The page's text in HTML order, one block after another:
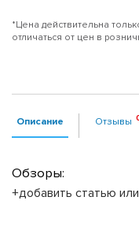
*Цена действительна
отличаться от цен в
Описание Отзывы
Обзоры:
+добавить статью